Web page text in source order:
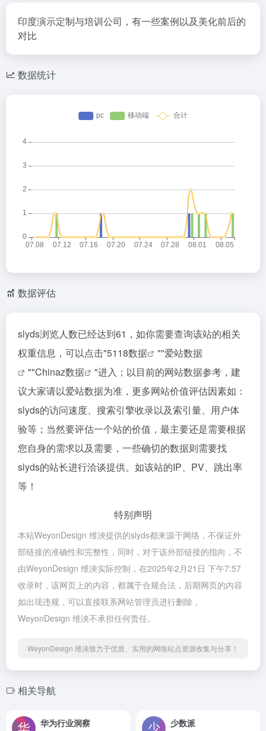
印度演示定制与培训公司，有一些案例以及美化前后的
对比
数据统计
数据评估
slyds浏览人数已经达到61，如你需要查询该站的相关
权重信息，可以点击"5118数据 ""爱站数据
""Chinaz数据
"进入；以目前的网站数据参考，建
议大家请以爱站数据为准，更多网站价值评估因素如：
slyds的访问速度、搜索引擎收录以及索引量、用户体
验等；当然要评估一个站的价值，最主要还是需要根据
您自身的需求以及需要，一些确切的数据则需要找
slyds的站长进行洽谈提供。如该站的IP、PV、跳出率
等！
特别声明
本站WeyonDesign 维泱提供的slyds都来源于网络，不保证外
部链接的准确性和完整性，同时，对于该外部链接的指向，不
由WeyonDesign 维泱实际控制，在2025年2月21日 下午7:57
收录时，该网页上的内容，都属于合规合法，后期网页的内容
如出现违规，可以直接联系网站管理员进行删除，
WeyonDesign 维泱不承担任何责任。
WeyonDesign 维泱致力于优质、实用的网络站点资源收集与分享！
相关导航
华为行业洞察 少数派